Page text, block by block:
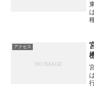
アクセス